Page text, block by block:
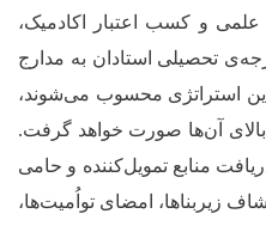
و کسب اعتبار اکادمیک‌،
تحصیلی استادان به مدارج
استراتژی محسوب ‌می‌شوند،
بالای آن‌ها صورت خواهد گرفت.
منابع تمویل‌کننده و حامی
زیربناها، امضای تواُمیت‌ها،